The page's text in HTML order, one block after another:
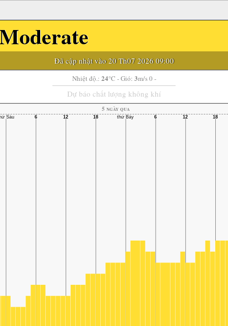
Đã cập nhật vào 20 Th07 2026 09:00
Nhiệt độ.: 24°C - Gió: 3m/s 0 -
Dự báo chất lượng không khí
5 ngày qua